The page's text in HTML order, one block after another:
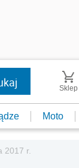
Sklep
Moto
2017 r.